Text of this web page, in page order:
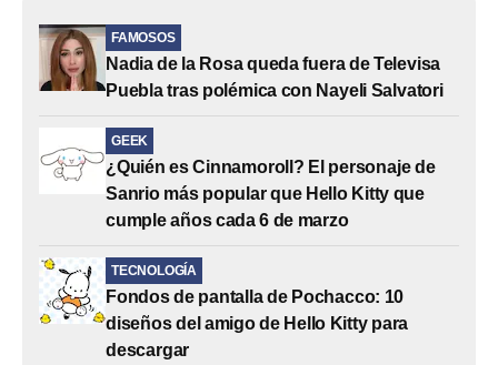
FAMOSOS
Nadia de la Rosa queda fuera de Televisa
Puebla tras polémica con Nayeli Salvatori
GEEK
¿Quién es Cinnamoroll? El personaje de
Sanrio más popular que Hello Kitty que
cumple años cada 6 de marzo
TECNOLOGÍA
Fondos de pantalla de Pochacco: 10
diseños del amigo de Hello Kitty para
descargar